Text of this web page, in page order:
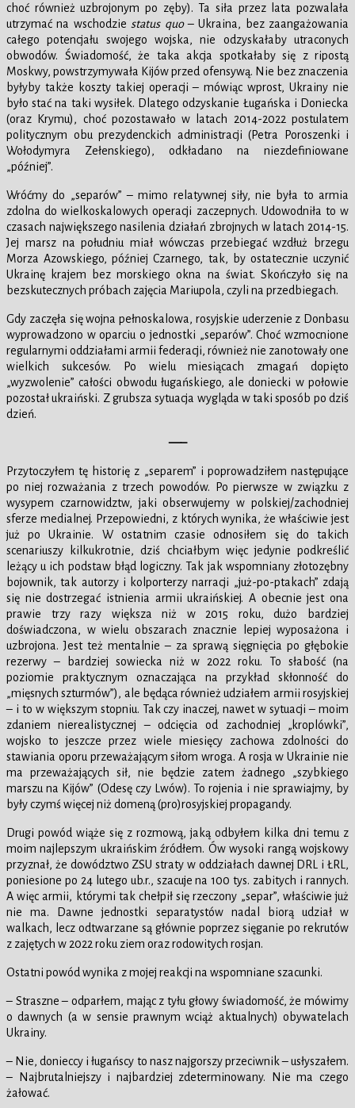
choć również uzbrojonym po zęby). Ta siła przez lata pozwalała
utrzymać na wschodziestatus quo– Ukraina, bez zaangażowania
całego potencjału swojego wojska, nie odzyskałaby utraconych
obwodów. Świadomość, że taka akcja spotkałaby się z ripostą
Moskwy, powstrzymywała Kijów przed ofensywą. Nie bez znaczenia
byłyby także koszty takiej operacji – mówiąc wprost, Ukrainy nie
było stać na taki wysiłek. Dlatego odzyskanie Ługańska i Doniecka
(oraz Krymu), choć pozostawało w latach 2014-2022 postulatem
politycznym obu prezydenckich administracji (Petra Poroszenki i
Wołodymyra Zełenskiego), odkładano na niezdefiniowane
„później”.
Wróćmy do „separów” – mimo relatywnej siły, nie była to armia
zdolna do wielkoskalowych operacji zaczepnych. Udowodniła to w
czasach największego nasilenia działań zbrojnych w latach 2014-15.
Jej marsz na południu miał wówczas przebiegać wzdłuż brzegu
Morza Azowskiego, później Czarnego, tak, by ostatecznie uczynić
Ukrainę krajem bez morskiego okna na świat. Skończyło się na
bezskutecznych próbach zajęcia Mariupola, czyli na przedbiegach.
Gdy zaczęła się wojna pełnoskalowa, rosyjskie uderzenie z Donbasu
wyprowadzono w oparciu o jednostki „separów”. Choć wzmocnione
regularnymi oddziałami armii federacji, również nie zanotowały one
wielkich sukcesów. Po wielu miesiącach zmagań dopięto
„wyzwolenie” całości obwodu ługańskiego, ale doniecki w połowie
pozostał ukraiński. Z grubsza sytuacja wygląda w taki sposób po dziś
dzień.
—–
Przytoczyłem tę historię z „separem” i poprowadziłem następujące
po niej rozważania z trzech powodów. Po pierwsze w związku z
wysypem czarnowidztw, jaki obserwujemy w polskiej/zachodniej
sferze medialnej. Przepowiedni, z których wynika, że właściwie jest
już po Ukrainie. W ostatnim czasie odnosiłem się do takich
scenariuszy kilkukrotnie, dziś chciałbym więc jedynie podkreślić
leżący u ich podstaw błąd logiczny. Tak jak wspomniany złotozębny
bojownik, tak autorzy i kolporterzy narracji „już-po-ptakach” zdają
się nie dostrzegać istnienia armii ukraińskiej. A obecnie jest ona
prawie trzy razy większa niż w 2015 roku, dużo bardziej
doświadczona, w wielu obszarach znacznie lepiej wyposażona i
uzbrojona. Jest też mentalnie – za sprawą sięgnięcia po głębokie
rezerwy – bardziej sowiecka niż w 2022 roku. To słabość (na
poziomie praktycznym oznaczająca na przykład skłonność do
„mięsnych szturmów”), ale będąca również udziałem armii rosyjskiej
– i to w większym stopniu. Tak czy inaczej, nawet w sytuacji – moim
zdaniem nierealistycznej – odcięcia od zachodniej „kroplówki”,
wojsko to jeszcze przez wiele miesięcy zachowa zdolności do
stawiania oporu przeważającym siłom wroga. A rosja w Ukrainie nie
ma przeważających sił, nie będzie zatem żadnego „szybkiego
marszu na Kijów” (Odesę czy Lwów). To rojenia i nie sprawiajmy, by
były czymś więcej niż domeną (pro)rosyjskiej propagandy.
Drugi powód wiąże się z rozmową, jaką odbyłem kilka dni temu z
moim najlepszym ukraińskim źródłem. Ów wysoki rangą wojskowy
przyznał, że dowództwo ZSU straty w oddziałach dawnej DRL i ŁRL,
poniesione po 24 lutego ub.r., szacuje na 100 tys. zabitych i rannych.
A więc armii, którymi tak chełpił się rzeczony „separ”, właściwie już
nie ma. Dawne jednostki separatystów nadal biorą udział w
walkach, lecz odtwarzane są głównie poprzez sięganie po rekrutów
z zajętych w 2022 roku ziem oraz rodowitych rosjan.
Ostatni powód wynika z mojej reakcji na wspomniane szacunki.
– Straszne – odparłem, mając z tyłu głowy świadomość, że mówimy
o dawnych (a w sensie prawnym wciąż aktualnych) obywatelach
Ukrainy.
– Nie, donieccy i ługańscy to nasz najgorszy przeciwnik – usłyszałem.
– Najbrutalniejszy i najbardziej zdeterminowany. Nie ma czego
żałować.